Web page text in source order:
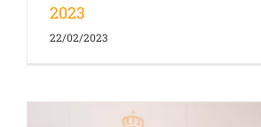
2023
22/02/2023